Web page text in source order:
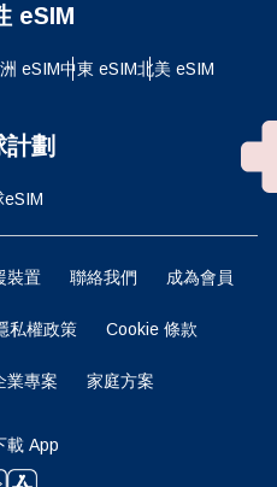
eSIM
eSIM中東 eSIM北美 eSIM
劃
eSIM
裝置 聯絡我們 成為會員
私權政策 Cookie 條款
業專案 家庭方案
載 App